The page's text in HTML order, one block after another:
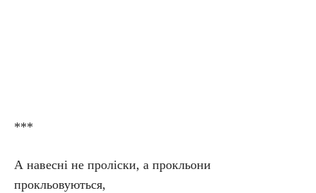
***
А навесні не проліски, а прокльони
прокльовуються,